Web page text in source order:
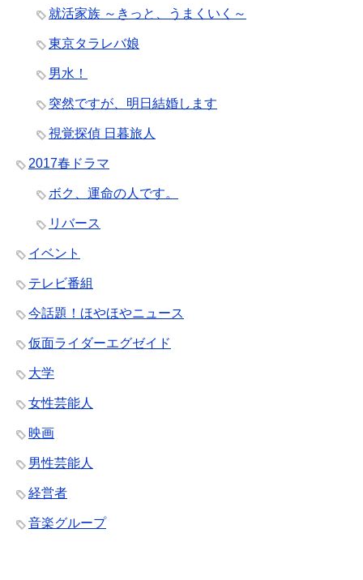
就活家族 ～きっと、うまくいく～
東京タラレバ娘
男水！
突然ですが、明日結婚します
視覚探偵 日暮旅人
2017春ドラマ
ボク、運命の人です。
リバース
イベント
テレビ番組
今話題！ほやほやニュース
仮面ライダーエグゼイド
大学
女性芸能人
映画
男性芸能人
経営者
音楽グループ